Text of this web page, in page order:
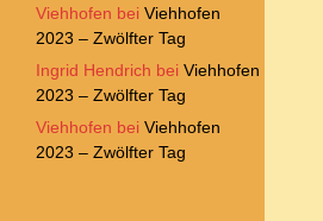
Viehhofen bei Viehhofen
2023 – Zwölfter Tag
Ingrid Hendrich bei Viehhofen
2023 – Zwölfter Tag
Viehhofen bei Viehhofen
2023 – Zwölfter Tag